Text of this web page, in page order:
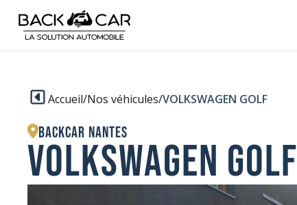
Accueil/Nos véhicules/VOLKSWAGEN GOLF
BACKCAR Nantes
VOLKSWAGEN GOLF